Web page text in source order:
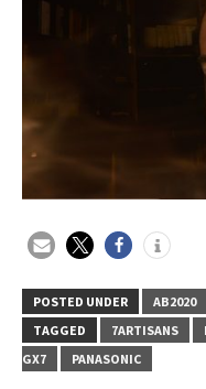
POSTED UNDER AB2020
TAGGED
7ARTISANS
GX7
PANASONIC